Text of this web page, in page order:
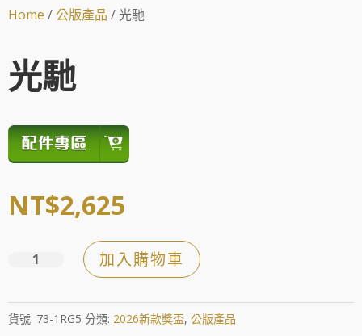
Home /公版產品 / 光馳
光馳
NT$2,625
數
量
加入購物車
貨號: 73-1RG5 分類: 2026新款獎盃, 公版產品